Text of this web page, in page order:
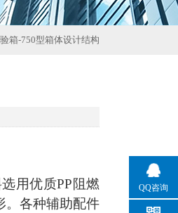
箱-750型箱体设计结构
用优质PP阻燃
。各种辅助配件
QQ咨询